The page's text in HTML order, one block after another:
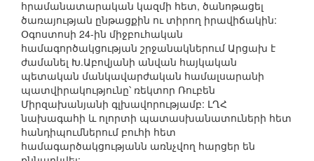
հրամանատարական կազմի հետ, ծանոթացել
ծառայության ընթացքին ու տիրող իրավիճակին:
Օգոստոսի 24-ին միջբուհական
համագործակցության շրջանակներում Արցախ է
ժամանել Խ.Աբովյանի անվան հայկական
պետական մանկավարժական համալսարանի
պատվիրակությունը՝ ռեկտոր Ռուբեն
Միրզախանյանի գլխավորությամբ: ԼՂՀ
նախագահի և ոլորտի պատասխանատուների հետ
հանդիպումներում բուհի հետ
համագարծակցությանն առնչվող հարցեր են